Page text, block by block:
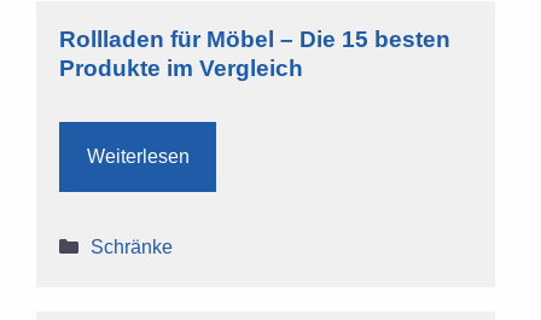
Rollladen für Möbel – Die 15 besten
Produkte im Vergleich
Weiterlesen
Kategorien
Schränke